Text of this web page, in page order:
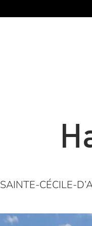
SAINTE-CÉCILE-